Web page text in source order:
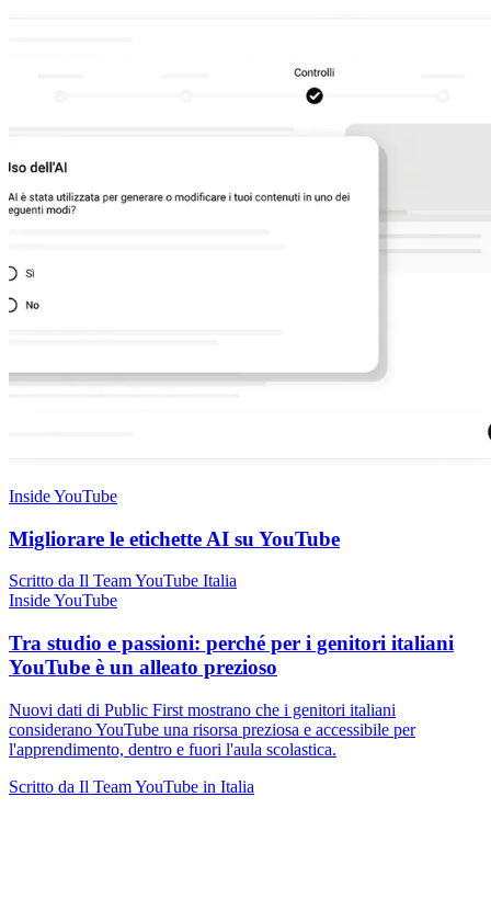
Inside YouTube
Migliorare le etichette AI su YouTube
Scritto da Il Team YouTube Italia
Inside YouTube
Tra studio e passioni: perché per i genitori italiani
YouTube è un alleato prezioso
Nuovi dati di Public First mostrano che i genitori italiani
considerano YouTube una risorsa preziosa e accessibile per
l'apprendimento, dentro e fuori l'aula scolastica.
Scritto da Il Team YouTube in Italia